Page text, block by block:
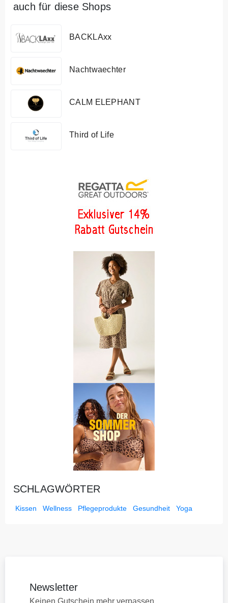
auch für diese Shops
BACKLAxx
Nachtwaechter
CALM ELEPHANT
Third of Life
SCHLAGWÖRTER
Kissen Wellness Pflegeprodukte Gesundheit Yoga
Newsletter
Keinen Gutschein mehr verpassen